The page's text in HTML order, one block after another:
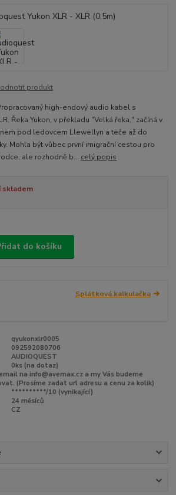
produkt
high-endový audio kabel s
Řeka Yukon, v překladu "Velká řeka," začíná v
pod ledovcem Llewellyn a teče až do
Mohla být vůbec první imigrační cestou pro
ale rozhodně b... celý popis
skladem
do košíku
Splátková kalkulačka
qyukonxlr0005
092592080706
AUDIOQUEST
0ks (na dotaz)
na info@avemax.cz a my Vás budeme
(Prosíme zadat url adresu a cenu za kolik)
**********/10 (vynikající)
24 měsíců
CZ